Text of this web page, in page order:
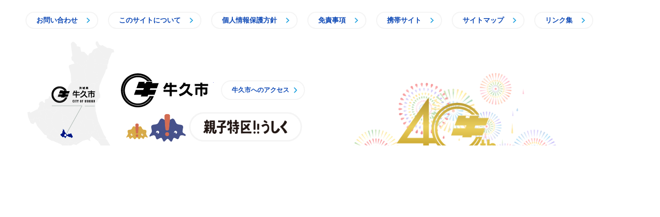
お問い合わせ このサイトについて 個人情報保護方針 免責事項 携帯サイト サイトマップ リンク集
牛久市へのアクセス